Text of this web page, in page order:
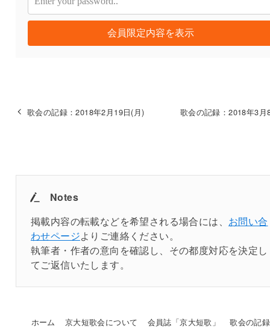
会員限定内容を表示
歌会の記録：2018年2月19日(月) 歌会の記録：2018年3月
Notes
掲載内容の転載などを希望される場合には、 お問い合
わせページよりご連絡ください。
執筆者・作者の意向を確認し、その都度対応を決定し
てご返信いたします。
ホーム 京大短歌会について 会員誌「京大短歌」
歌会の記録